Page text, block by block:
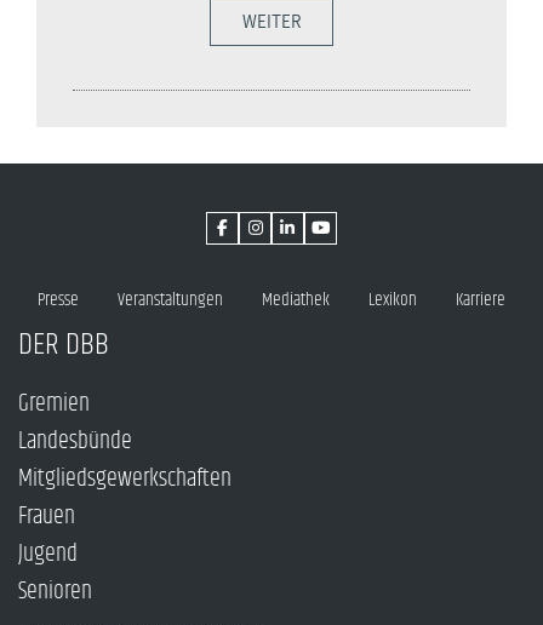
WEITER
Presse Veranstaltungen Mediathek Lexikon Karriere
DER DBB
Gremien
Landesbünde
Mitgliedsgewerkschaften
Frauen
Jugend
Senioren